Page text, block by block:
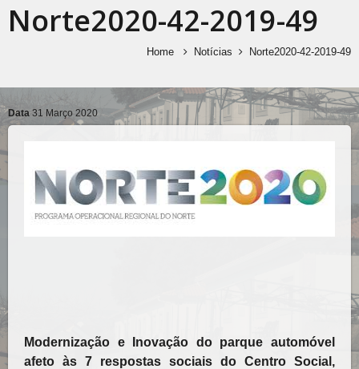
Norte2020-42-2019-49
Home Notícias Norte2020-42-2019-49
Data 31 Março 2020
Modernização e Inovação do parque automóvel
afeto às 7 respostas sociais do Centro Social,